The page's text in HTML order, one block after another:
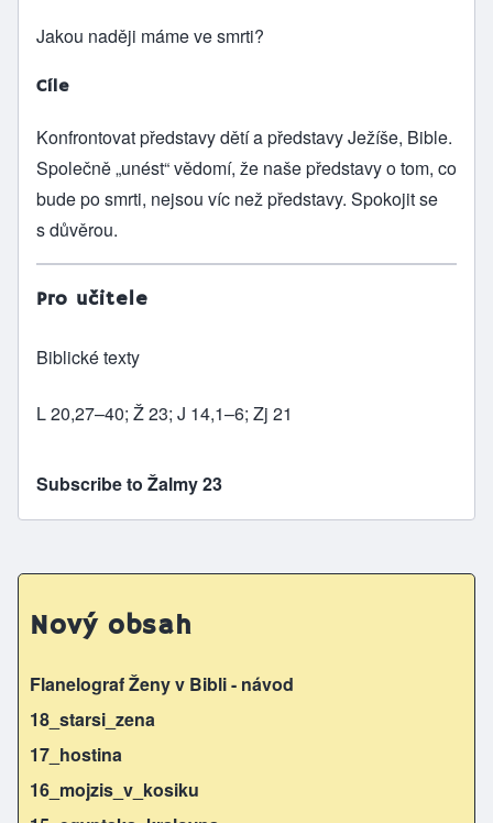
Jakou naději máme ve smrti?
Cíle
Konfrontovat představy dětí a představy Ježíše, Bible.
Společně „unést“ vědomí, že naše představy o tom, co
bude po smrti, nejsou víc než představy. Spokojit se
s důvěrou.
Pro učitele
Biblické texty
L 20,27–40; Ž 23; J 14,1–6; Zj 21
Subscribe to Žalmy 23
Nový obsah
Flanelograf Ženy v Bibli - návod
18_starsi_zena
17_hostina
16_mojzis_v_kosiku